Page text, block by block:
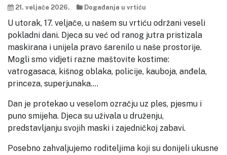
21. veljače 2026. Događanja u vrtiću
U utorak, 17. veljače, u našem su vrtiću održani veseli
pokladni dani. Djeca su već od ranog jutra pristizala
maskirana i unijela pravo šarenilo u naše prostorije.
Mogli smo vidjeti razne maštovite kostime:
vatrogasaca, kišnog oblaka, policije, kauboja, anđela,
princeza, superjunaka….
Dan je protekao u veselom ozračju uz ples, pjesmu i
puno smijeha. Djeca su uživala u druženju,
predstavljanju svojih maski i zajedničkoj zabavi.
Posebno zahvaljujemo roditeljima koji su donijeli ukusne